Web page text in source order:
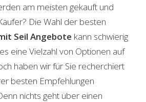
am meisten gekauft und
Die Wahl der besten
Seil Angebote kann schwierig
eine Vielzahl von Optionen auf
haben wir für Sie recherchiert
besten Empfehlungen
nichts geht über einen